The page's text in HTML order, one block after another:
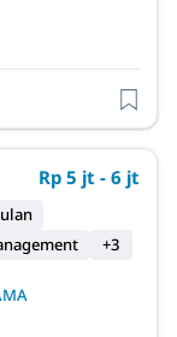
Rp 5 jt - 6 jt
+3